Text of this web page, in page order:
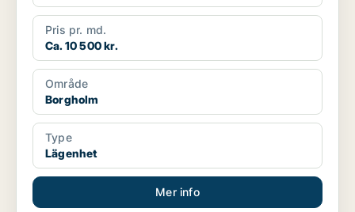
Pris pr. md.
Ca. 10 500 kr.
Område
Borgholm
Type
Lägenhet
Mer info